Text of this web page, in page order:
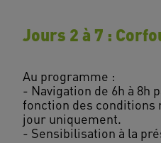
Jours 2 à 7 :
Au programme :
- Navigation de 6h à 8h
fonction des conditions
jour uniquement.
- Sensibilisation à la